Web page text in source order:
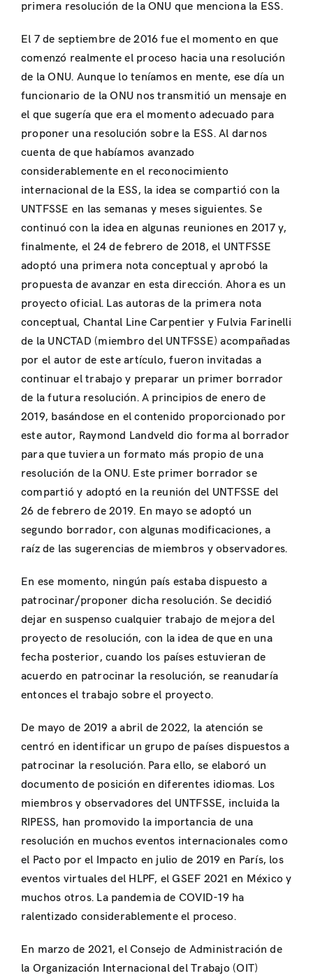
primera resolución de la ONU que menciona la ESS.
El 7 de septiembre de 2016 fue el momento en que
comenzó realmente el proceso hacia una resolución
de la ONU. Aunque lo teníamos en mente, ese día un
funcionario de la ONU nos transmitió un mensaje en
el que sugería que era el momento adecuado para
proponer una resolución sobre la ESS. Al darnos
cuenta de que habíamos avanzado
considerablemente en el reconocimiento
internacional de la ESS, la idea se compartió con la
UNTFSSE en las semanas y meses siguientes. Se
continuó con la idea en algunas reuniones en 2017 y,
finalmente, el 24 de febrero de 2018, el UNTFSSE
adoptó una primera nota conceptual y aprobó la
propuesta de avanzar en esta dirección. Ahora es un
proyecto oficial. Las autoras de la primera nota
conceptual, Chantal Line Carpentier y Fulvia Farinelli
de la UNCTAD (miembro del UNTFSSE) acompañadas
por el autor de este artículo, fueron invitadas a
continuar el trabajo y preparar un primer borrador
de la futura resolución. A principios de enero de
2019, basándose en el contenido proporcionado por
este autor, Raymond Landveld dio forma al borrador
para que tuviera un formato más propio de una
resolución de la ONU. Este primer borrador se
compartió y adoptó en la reunión del UNTFSSE del
26 de febrero de 2019. En mayo se adoptó un
segundo borrador, con algunas modificaciones, a
raíz de las sugerencias de miembros y observadores.
En ese momento, ningún país estaba dispuesto a
patrocinar/proponer dicha resolución. Se decidió
dejar en suspenso cualquier trabajo de mejora del
proyecto de resolución, con la idea de que en una
fecha posterior, cuando los países estuvieran de
acuerdo en patrocinar la resolución, se reanudaría
entonces el trabajo sobre el proyecto.
De mayo de 2019 a abril de 2022, la atención se
centró en identificar un grupo de países dispuestos a
patrocinar la resolución. Para ello, se elaboró un
documento de posición en diferentes idiomas. Los
miembros y observadores del UNTFSSE, incluida la
RIPESS, han promovido la importancia de una
resolución en muchos eventos internacionales como
el Pacto por el Impacto en julio de 2019 en París, los
eventos virtuales del HLPF, el GSEF 2021 en México y
muchos otros. La pandemia de COVID-19 ha
ralentizado considerablemente el proceso.
En marzo de 2021, el Consejo de Administración de
la Organización Internacional del Trabajo (OIT)